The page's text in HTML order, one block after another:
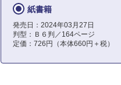
紙書籍
発売日：2024年03月27日
判型：Ｂ６判／164ページ
定価：726円（本体660円＋税）